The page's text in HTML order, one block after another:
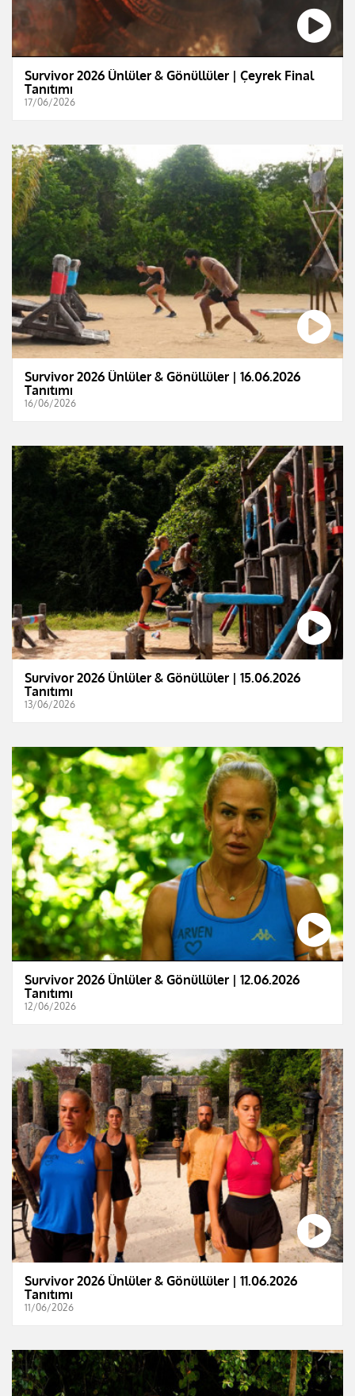
Survivor 2026 Ünlüler & Gönüllüler | Çeyrek Final
Tanıtımı
17/06/2026
Survivor 2026 Ünlüler & Gönüllüler | 16.06.2026
Tanıtımı
16/06/2026
Survivor 2026 Ünlüler & Gönüllüler | 15.06.2026
Tanıtımı
13/06/2026
Survivor 2026 Ünlüler & Gönüllüler | 12.06.2026
Tanıtımı
12/06/2026
Survivor 2026 Ünlüler & Gönüllüler | 11.06.2026
Tanıtımı
11/06/2026